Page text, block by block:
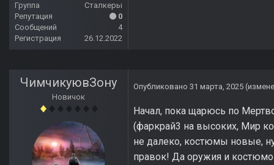
Группа
Сталкеры
Репутация
0
Сообщений
4
Регистрация
26.12.2022
ЧимчикуювЗону
Новичок
Опубликовано 31 марта, 2025
Начал, пока щарюсь по
(фаркрай3 на высоких, Мир
не далеко, костюмы новые,
правок! Да оружия и